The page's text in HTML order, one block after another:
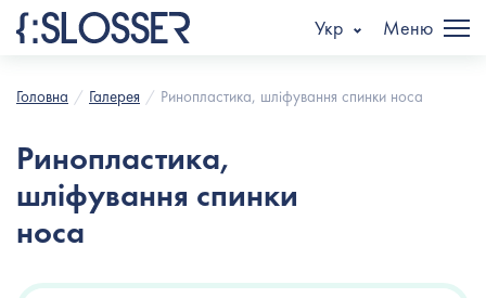
Укр Меню
Головна Галерея Ринопластика, шліфування спинки носа
Ринопластика,
шліфування спинки
носа